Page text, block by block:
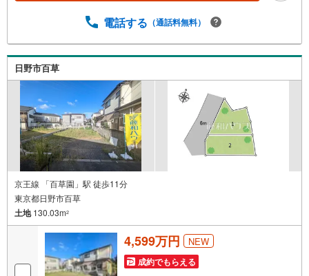
電話する （通話料無料）
日野市百草
京王線 「百草園」駅 徒歩11分
東京都日野市百草
土地130.03m2
4,599万円 NEW
成約でもらえる